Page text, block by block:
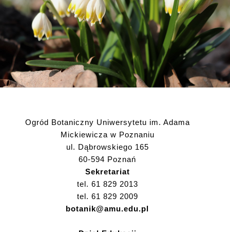
Ogród Botaniczny Uniwersytetu im. Adama
Mickiewicza w Poznaniu
ul. Dąbrowskiego 165
60-594 Poznań
Sekretariat
tel. 61 829 2013
tel. 61 829 2009
botanik@amu.edu.pl